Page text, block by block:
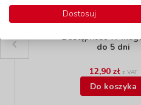
Papier kolorowy
kod: FL750
DostępnośćW
do 5 dni
12,90 zł z VAT
Do koszyka
Dostosuj